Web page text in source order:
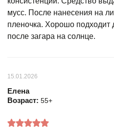
мусс. После нанесения на
пленочка. Хорошо подходит
после загара на солнце.
15.01.2026
Елена
Возраст: 55+